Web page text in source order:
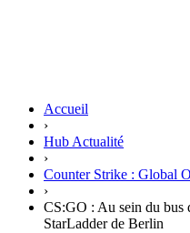
Accueil
›
Hub Actualité
›
Counter Strike : Global
›
CS:GO : Au sein du bus
StarLadder de Berlin